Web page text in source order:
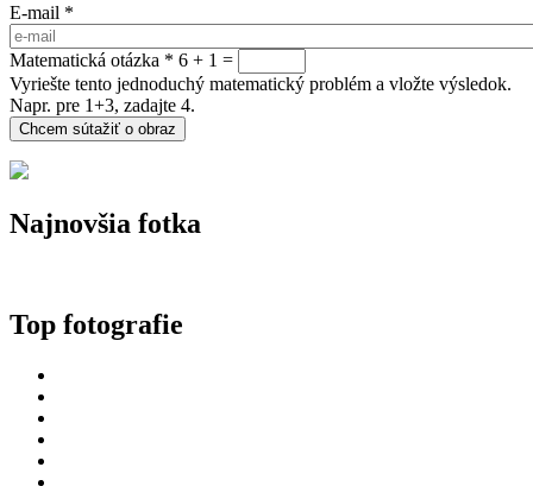
E-mail *
Matematická otázka * 6 + 1 =
Vyriešte tento jednoduchý matematický problém a vložte výsledok.
Napr. pre 1+3, zadajte 4.
Najnovšia fotka
Top fotografie